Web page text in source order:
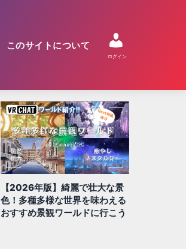
このサイトについて
ログイン
【2026年版】絶対に行きたい
QUEST/スマホ対応ワールド 全
100選!!